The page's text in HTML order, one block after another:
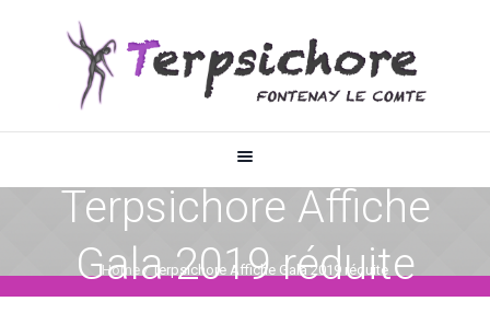
Terpsichore Affiche
Gala 2019 réduite
Home /Terpsichore Affiche Gala 2019 réduite